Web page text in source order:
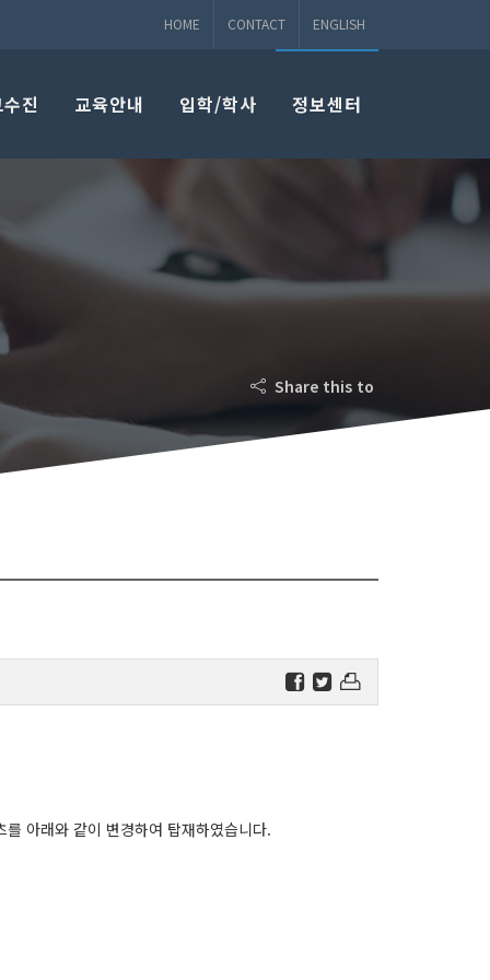
HOME CONTACT ENGLISH
진 교육안내 입학/학사 정보센터
Share this to
아래와 같이 변경하여 탑재하였습니다.